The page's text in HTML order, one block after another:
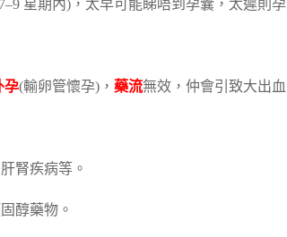
星期內)，太早可能睇唔到孕囊，太遲則
孕(輸卵管懷孕)， 藥流無效，仲會引致大出
腎疾病等。
醇藥物。